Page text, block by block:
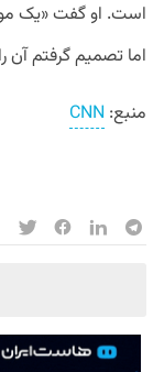
است. او گفت «یک
اما تصمیم گرفتم آن
منبع: CNN